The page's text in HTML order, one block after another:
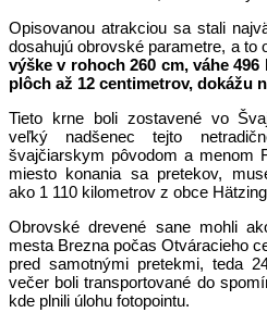
Opisovanou atrakciou sa stali
dosahujú obrovské parametre, a to
výške v rohoch 260 cm, váhe
plôch až 12 centimetrov, dokážu
Tieto krne boli zostavené vo
veľký nadšenec tejto
švajčiarskym pôvodom a menom
miesto konania sa pretekov,
ako 1 110 kilometrov z obce
Obrovské drevené sane mohli
mesta Brezna počas Otváracieho
pred samotnými pretekmi, teda
večer boli transportované do
kde plnili úlohu fotopointu.